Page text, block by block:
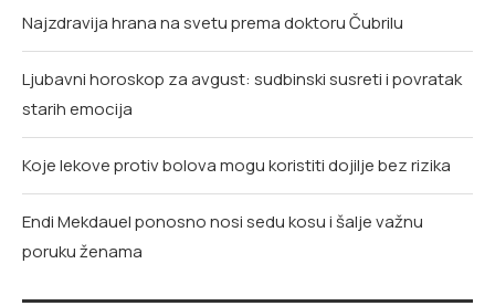
Najzdravija hrana na svetu prema doktoru Čubrilu
Ljubavni horoskop za avgust: sudbinski susreti i povratak
starih emocija
Koje lekove protiv bolova mogu koristiti dojilje bez rizika
Endi Mekdauel ponosno nosi sedu kosu i šalje važnu
poruku ženama